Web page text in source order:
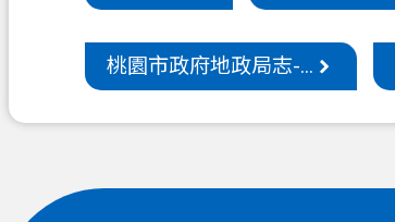
桃園市政府地政局志-...